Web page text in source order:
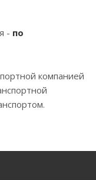
- по
компанией